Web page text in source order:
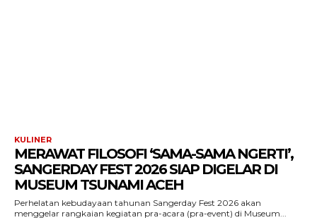
ACEHKINI.ID
Situs Berita Aceh Terkini
KULINER
MERAWAT FILOSOFI ‘SAMA-SAMA NGERTI’,
SANGERDAY FEST 2026 SIAP DIGELAR DI
MUSEUM TSUNAMI ACEH
Perhelatan kebudayaan tahunan Sangerday Fest 2026 akan
menggelar rangkaian kegiatan pra-acara (pra-event) di Museum...